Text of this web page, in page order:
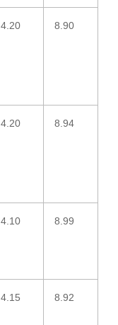
4.20 8.90
4.20 8.94
4.10 8.99
4.15 8.92